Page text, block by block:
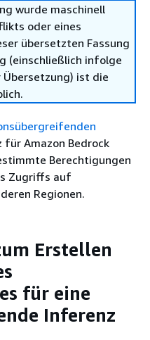
wurde maschinell
oder eines
übersetzten Fassung
(einschließlich infolge
Übersetzung) ist die
Amazon Bedrock
Berechtigungen
Zugriffs auf
Regionen.
Erstellen
für eine
Inferenz